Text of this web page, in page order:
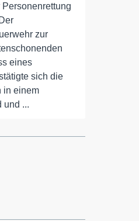
zur
eines
sich die
in einem
und ...